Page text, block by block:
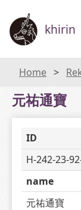
khirin
Home
元祐通寶
ID
H-242-23-
name
元祐通寶